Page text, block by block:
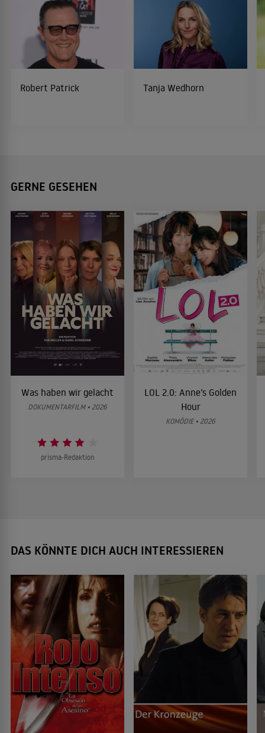
Robert Patrick Tanja Wedhorn
GERNE GESEHEN
Was haben wir gelacht
DOKUMENTARFILM • 2026
prisma-Redaktion
LOL 2.0: Anne’s Golden
Hour
KOMÖDIE • 2026
DAS KÖNNTE DICH AUCH INTERESSIEREN